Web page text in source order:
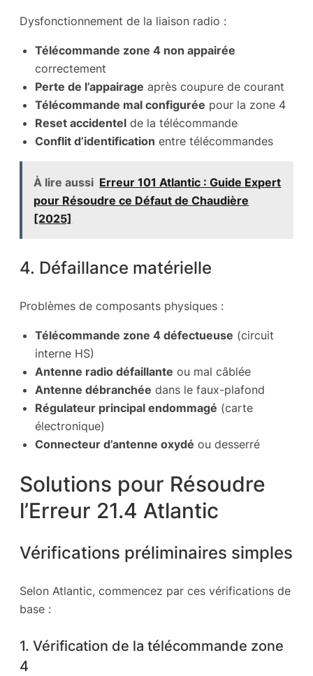
Dysfonctionnement de la liaison radio :
Télécommande zone 4 non appairée
correctement
Perte de l’appairage après coupure de courant
Télécommande mal configurée pour la zone 4
Reset accidentel de la télécommande
Conflit d’identification entre télécommandes
À lire aussi Erreur 101 Atlantic : Guide Expert
pour Résoudre ce Défaut de Chaudière
[2025]
4. Défaillance matérielle
Problèmes de composants physiques :
Télécommande zone 4 défectueuse (circuit
interne HS)
Antenne radio défaillante ou mal câblée
Antenne débranchée dans le faux-plafond
Régulateur principal endommagé (carte
électronique)
Connecteur d’antenne oxydé ou desserré
Solutions pour Résoudre
l’Erreur 21.4 Atlantic
Vérifications préliminaires simples
Selon Atlantic, commencez par ces vérifications de
base :
1. Vérification de la télécommande zone
4